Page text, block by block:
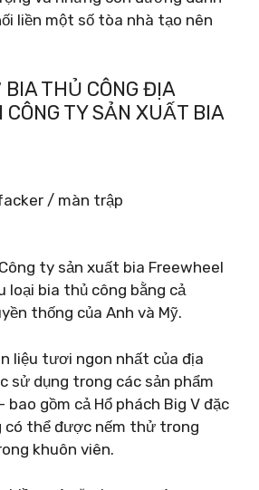
liền một số tòa nhà tạo nên
THỦ CÔNG ĐỊA
TY SẢN XUẤT BIA
/ màn trập
ty sản xuất bia Freewheel
loại bia thủ công bằng cả
thống của Anh và Mỹ.
liệu tươi ngon nhất của địa
sử dụng trong các sản phẩm
bao gồm cả Hổ phách Big V đặc
có thể được nếm thử trong
khuôn viên.